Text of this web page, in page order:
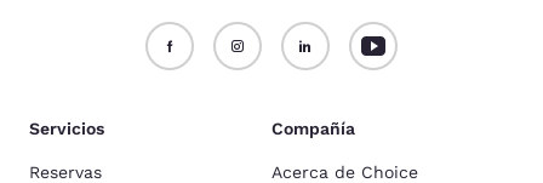
Servicios
Reservas
Compañía
Acerca de Choice